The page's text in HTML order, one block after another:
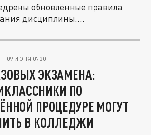
обновлённые правила
дисциплины....
09 ИЮНЯ 07:30
ЭКЗАМЕНА:
ПО
ПРОЦЕДУРЕ МОГУТ
В КОЛЛЕДЖИ